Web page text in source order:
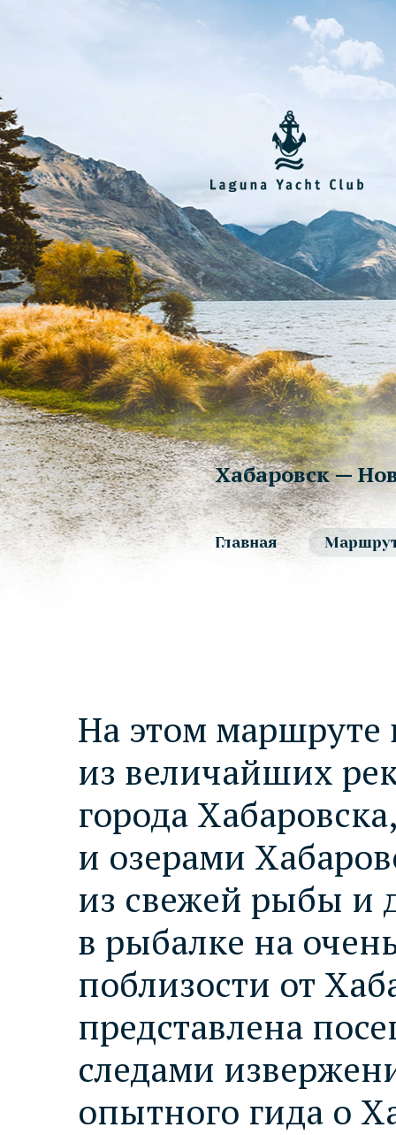
Хабаровск —
Главная
На этом маршруте
из величайших
города
и озерами
из свежей рыбы и
в рыбалке на
поблизости от
представлена
следами
опытного гида о